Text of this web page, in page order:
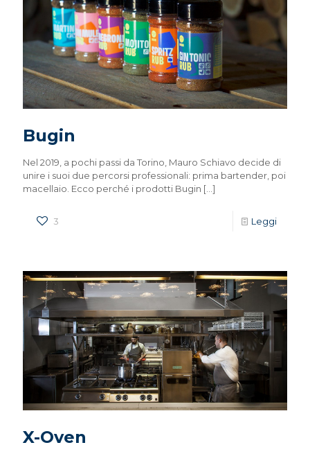
Bugin
Nel 2019, a pochi passi da Torino, Mauro Schiavo decide di
unire i suoi due percorsi professionali: prima bartender, poi
macellaio. Ecco perché i prodotti Bugin […]
3 Leggi
X-Oven